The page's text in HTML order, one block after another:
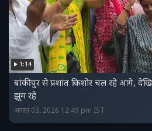
1:14
बांकीपुर से प्रशांत किशोर चल रहे आगे,
झूम रहे
अगस्त 03, 2026 12:49 pm IST